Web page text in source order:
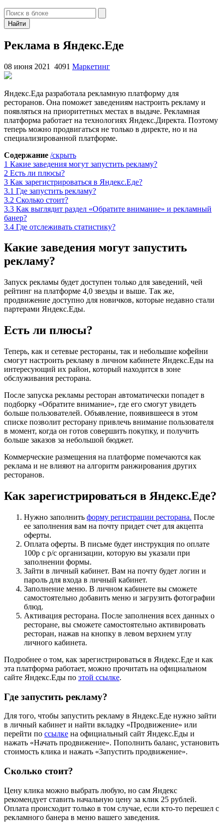
Найти
Реклама в Яндекс.Еде
08 июня 2021 4091 Маркетинг
Яндекс.Еда разработала рекламную платформу для
ресторанов. Она поможет заведениям настроить рекламу и
появляться на приоритетных местах в выдаче. Рекламная
платформа работает на технологиях Яндекс.Директа. Поэтому
теперь можно продвигаться не только в директе, но и на
специализированной платформе.
Содержание /скрыть
1 Какие заведения могут запустить рекламу?
2 Есть ли плюсы?
3 Как зарегистрироваться в Яндекс.Еде?
3.1 Где запустить рекламу?
3.2 Сколько стоит?
3.3 Как выглядит раздел «Обратите внимание» и рекламный
банер?
3.4 Где отслеживать статистику?
Какие заведения могут запустить
рекламу?
Запуск рекламы будет доступен только для заведений, чей
рейтинг на платформе 4,0 звезды и выше. Так же,
продвижение доступно для новичков, которые недавно стали
партерами Яндекс.Еды.
Есть ли плюсы?
Теперь, как и сетевые рестораны, так и небольшие кофейни
смогут настроить рекламу в личном кабинете Яндекс.Еды на
интересующий их район, который находится в зоне
обслуживания ресторана.
После запуска рекламы ресторан автоматически попадет в
подборку «Обратите внимание», где его смогут увидеть
больше пользователей. Объявление, появившееся в этом
списке позволит ресторану привлечь внимание пользователя
в момент, когда он готов совершить покупку, и получить
больше заказов за небольшой бюджет.
Коммерческие размещения на платформе помечаются как
реклама и не влияют на алгоритм ранжирования других
ресторанов.
Как зарегистрироваться в Яндекс.Еде?
Нужно заполнить форму регистрации ресторана. После
ее заполнения вам на почту придет счет для акцепта
оферты.
Оплата оферты. В письме будет инструкция по оплате
100р с р/с организации, которую вы указали при
заполнении формы.
Зайти в личный кабинет. Вам на почту будет логин и
пароль для входа в личный кабинет.
Заполнение меню. В личном кабинете вы сможете
самостоятельно добавить меню и загрузить фотографии
блюд.
Активация ресторана. После заполнения всех данных о
ресторане, вы сможете самостоятельно активировать
ресторан, нажав на кнопку в левом верхнем углу
личного кабинета.
Подробнее о том, как зарегистрироваться в Яндекс.Еде и как
эта платформа работает, можно прочитать на официальном
сайте Яндекс.Еды по этой ссылке.
Где запустить рекламу?
Для того, чтобы запустить рекламу в Яндекс.Еде нужно зайти
в личный кабинет и найти вкладку «Продвижение» или
перейти по ссылке на официальный сайт Яндекс.Еды и
нажать «Начать продвижение». Пополнить баланс, установить
стоимость клика и нажать «Запустить продвижение».
Сколько стоит?
Цену клика можно выбрать любую, но сам Яндекс
рекомендует ставить начальную цену за клик 25 рублей.
Оплата происходит только в том случае, если кто-то перешел с
рекламного банера в меню вашего заведения.